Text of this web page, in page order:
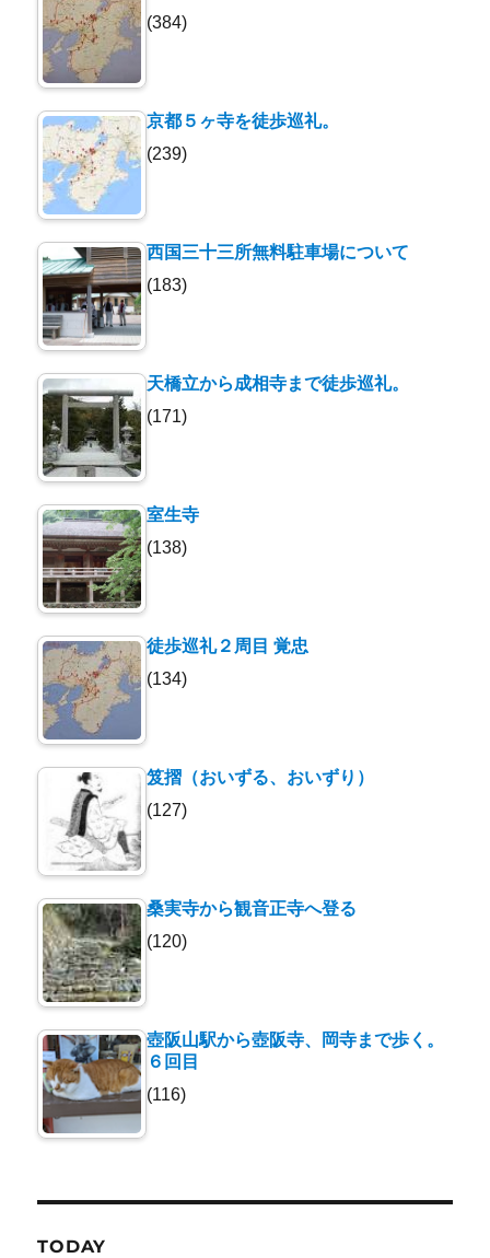
(384)
京都５ヶ寺を徒歩巡礼。
(239)
西国三十三所無料駐車場について
(183)
天橋立から成相寺まで徒歩巡礼。
(171)
室生寺
(138)
徒歩巡礼２周目 覚忠
(134)
笈摺（おいずる、おいずり）
(127)
桑実寺から観音正寺へ登る
(120)
壺阪山駅から壺阪寺、岡寺まで歩く。
６回目
(116)
TODAY